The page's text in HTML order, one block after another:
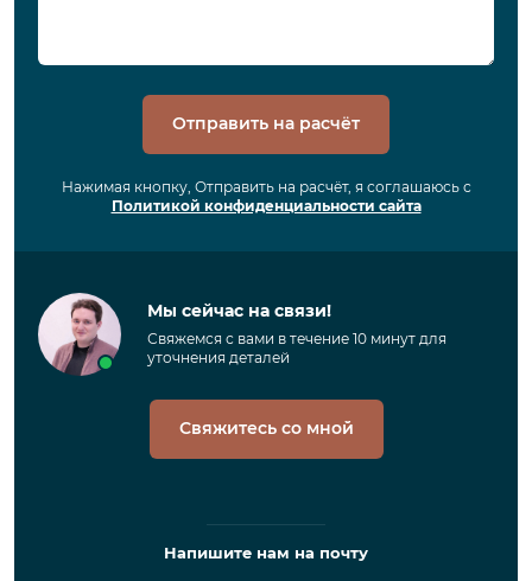
Отправить на расчёт
Нажимая кнопку, Отправить на расчёт, я соглашаюсь с
Политикой конфиденциальности сайта
Мы сейчас на связи!
Свяжемся с вами в течение 10 минут для
уточнения деталей
Свяжитесь со мной
Напишите нам на почту